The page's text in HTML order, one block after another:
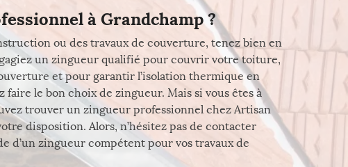
à Grandchamp ?
ou des travaux de couverture, tenez bien en
un zingueur qualifié pour couvrir votre toiture,
et pour garantir l’isolation thermique en
faire le bon choix de zingueur. Mais si vous êtes à
trouver un zingueur professionnel chez Artisan
disposition. Alors, n’hésitez pas de contacter
d’un zingueur compétent pour vos travaux de